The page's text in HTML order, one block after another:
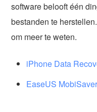
software belooft één
bestanden te
om meer te weten.
iPhone Data
EaseUS MobiSaver